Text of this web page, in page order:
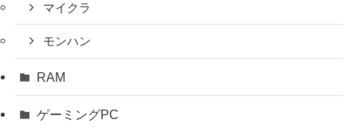
マイクラ
モンハン
RAM
ゲーミングPC